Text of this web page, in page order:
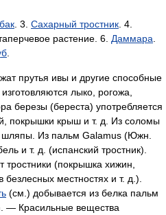
. 3. Сахарный тростник . 4.
растение. 6. Даммара
прутья ивы и другие способные
лыко, рогожа,
березы (береста) употребляется
покрышки крыш и т. д. Из соломы
шляпы. Из пальм Galamus (Южн.
и т. д. (испанский тростник).
(покрышка хижин,
местностях и т. д.).
(см.) добывается из белка пальм
— Красильные вещества